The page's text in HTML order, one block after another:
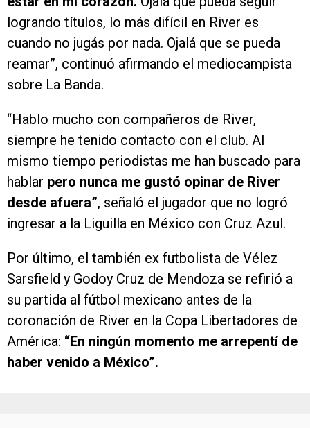
logrando títulos, lo más difícil en River es
cuando no jugás por nada. Ojalá que se pueda
reamar”, continuó afirmando el mediocampista
sobre La Banda.
“Hablo mucho con compañeros de River,
siempre he tenido contacto con el club. Al
mismo tiempo periodistas me han buscado para
hablar pero nunca me gustó opinar de River
desde afuera”, señaló el jugador que no logró
ingresar a la Liguilla en México con Cruz Azul.
Por último, el también ex futbolista de Vélez
Sarsfield y Godoy Cruz de Mendoza se refirió a
su partida al fútbol mexicano antes de la
coronación de River en la Copa Libertadores de
América: “En ningún momento me arrepentí de
haber venido a México”.